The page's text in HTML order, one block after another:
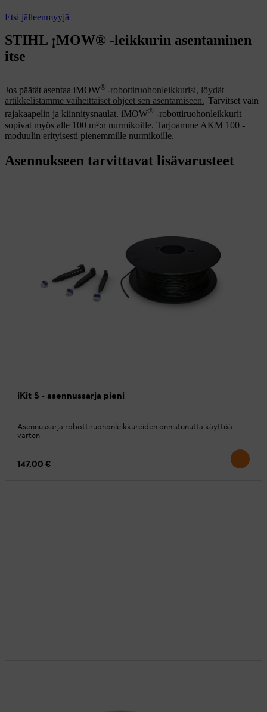
Etsi jälleenmyyjä
STIHL ¡MOW® -leikkurin asentaminen
itse
Jos päätät asentaa iMOW® -robottiruohonleikkurisi, löydät
artikkelistamme vaiheittaiset ohjeet sen asentamiseen. Tarvitset vain
rajakaapelin ja kiinnitysnaulat. iMOW® -robottiruohonleikkurit
sopivat myös alle 100 m²:n nurmikoille. Tarjoamme AKM 100 -
moduulin erityisesti pienemmille nurmikoille.
Asennukseen tarvittavat lisävarusteet
iKit S - asennussarja pieni
Asennussarja robottiruohonleikkureiden onnistunutta käyttöä
varten
147,00 €